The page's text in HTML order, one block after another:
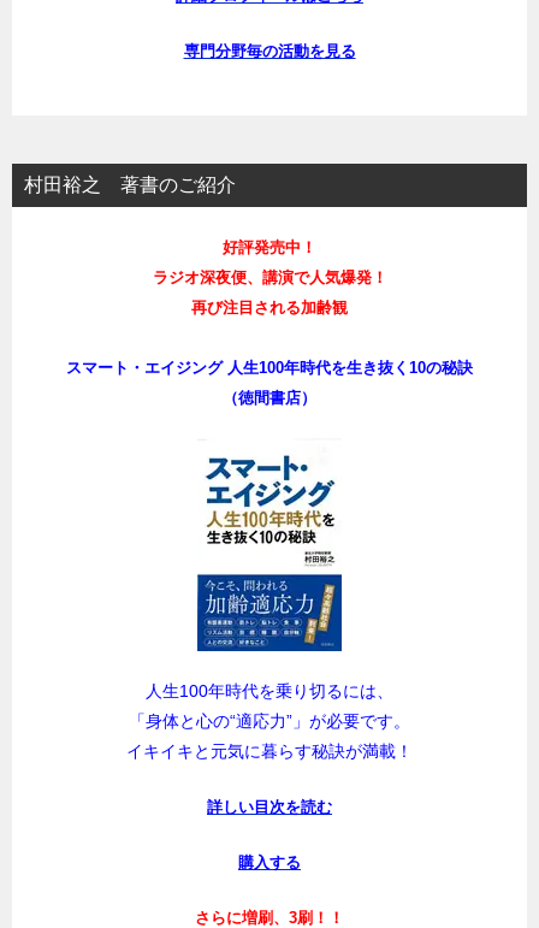
専門分野毎の活動を見る
村田裕之 著書のご紹介
好評発売中！
ラジオ深夜便、講演で人気爆発！
再び注目される加齢観
スマート・エイジング 人生100年時代を生き抜く10の秘訣
（徳間書店）
人生100年時代を乗り切るには、
「身体と心の“適応力”」が必要です。
イキイキと元気に暮らす秘訣が満載！
詳しい目次を読む
購入する
さらに増刷、3刷！！